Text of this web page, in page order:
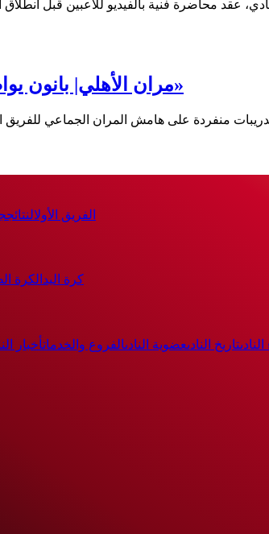
مران الأهلي| بانون يواصل تدريباته التأهيلية في «التتش»
الفريق الأولالنتائج
كرة اليد الكرة
تاريخ النادىعضوية النادىالفروع والخدماتأخبار